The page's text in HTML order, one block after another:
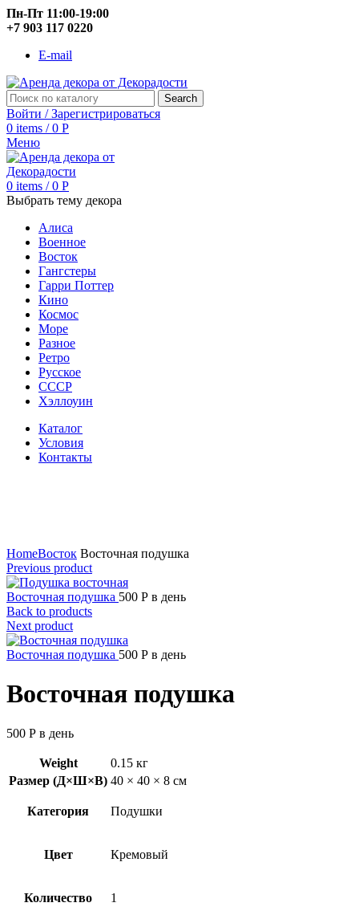
Пн-Пт 11:00-19:00
+7 903 117 0220
E-mail
Search
Войти / Зарегистрироваться
0 items / 0 Р
Меню
0 items / 0 Р
Выбрать тему декора
Алиса
Военное
Восток
Гангстеры
Гарри Поттер
Кино
Космос
Море
Разное
Ретро
Русское
СССР
Хэллоуин
Каталог
Условия
Контакты
HomeВосток Восточная подушка
Previous product
Восточная подушка 500 Р в день
Back to products
Next product
Восточная подушка 500 Р в день
Восточная подушка
500 Р в день
Weight
0.15 кг
Размер (Д×Ш×В) 40 × 40 × 8 см
Категория Подушки
Цвет Кремовый
Количество 1